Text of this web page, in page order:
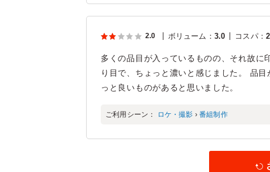
2.0 ボリューム ： 3.0 コスパ：
多くの品目が入っているものの、それ故に
り目で、ちょっと濃いと感じました。 品
っと良いものがあると思いました。
ご利用シーン： ロケ・撮影 › 番組制作